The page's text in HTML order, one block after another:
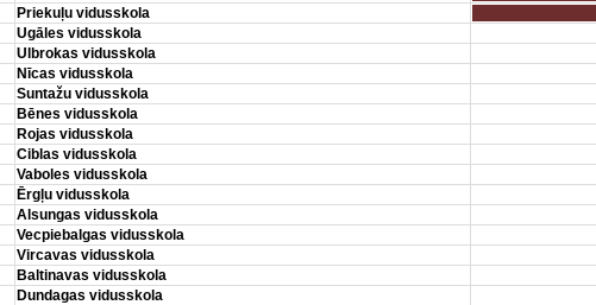
Priekuļu vidusskola
Ugāles vidusskola
Ulbrokas vidusskola
Nīcas vidusskola
Suntažu vidusskola
Bēnes vidusskola
Rojas vidusskola
Ciblas vidusskola
Vaboles vidusskola
Ērgļu vidusskola
Alsungas vidusskola
Vecpiebalgas vidusskola
Vircavas vidusskola
Baltinavas vidusskola
Dundagas vidusskola